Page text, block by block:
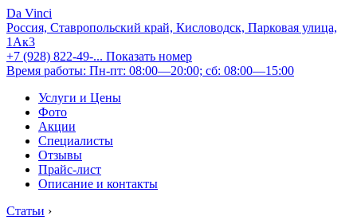
Da Vinci
Россия, Ставропольский край, Кисловодск, Парковая улица,
1Ак3
+7 (928) 822-49-... Показать номер
Время работы: Пн-пт: 08:00—20:00; сб: 08:00—15:00
Услуги и Цены
Фото
Акции
Специалисты
Отзывы
Прайс-лист
Описание и контакты
Статьи ›